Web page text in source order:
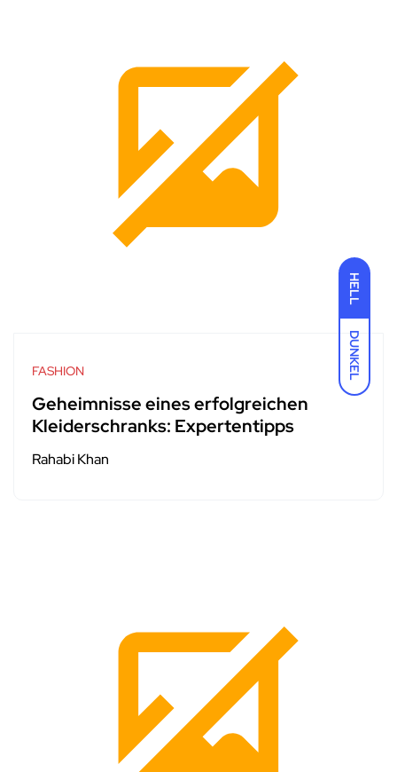
HELL
DUNKEL
FASHION
Geheimnisse eines erfolgreichen
Kleiderschranks: Expertentipps
Rahabi Khan